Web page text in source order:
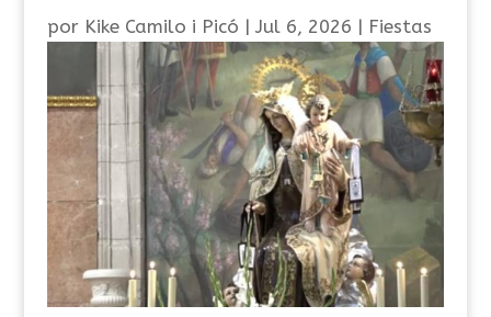
por Kike Camilo i Picó | Jul 6, 2026 | Fiestas